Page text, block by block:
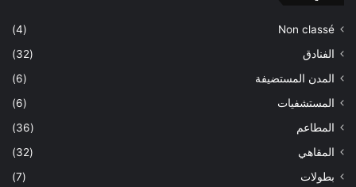
Non classé
(4)
الفنادق
(32)
المدن المستضيفة
(6)
المستشفيات
(6)
المطاعم
(36)
المقاهي
(32)
بطولات
(7)